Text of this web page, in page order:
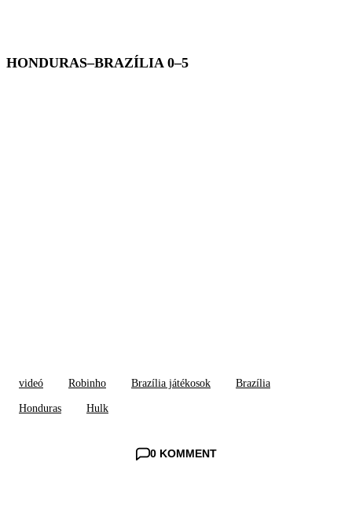
HONDURAS–BRAZÍLIA 0–5
videó Robinho Brazília játékosok Brazília
Honduras Hulk
0 KOMMENT